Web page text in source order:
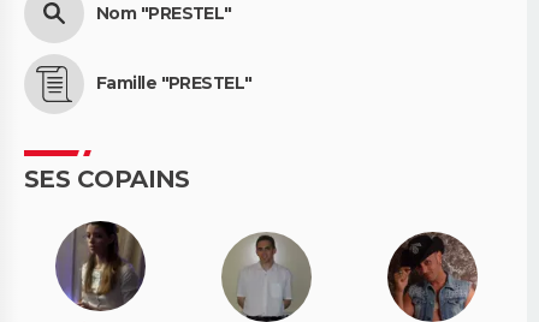
Nom "PRESTEL"
Famille "PRESTEL"
SES COPAINS